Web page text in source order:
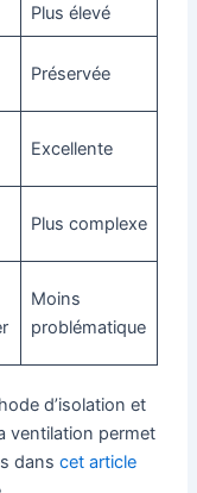
Plus élevé
Préservée
Excellente
Plus complexe
Moins
problématique
d’isolation et
ventilation permet
danscet article